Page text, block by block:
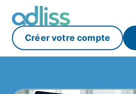
Créer votre compte